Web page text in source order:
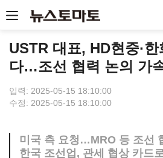
USTR 대표, HD현중·
다…조선 협력 논의 가
입력: 2025-05-15 18:10:00
수정: 2025-05-15 18:10:00
미국 측 요청…MRO 등 조선
한국 조선업, 관세 협상 카드